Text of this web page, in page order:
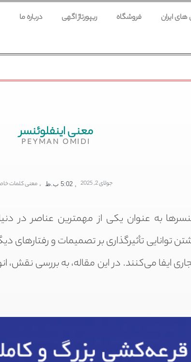
ایران فروشگاه ریپورتاژ اگهی درباره ما
معنی اینفلوئنسر
PEYMAN OMIDI
جولای 2, 2025 5:02 ب.ظ , معنی کلمات
به عنوان یکی از مهمترین عناصر در
توانایی تأثیرگذاری بر تصمیمات و
ایفا می‌کنند. در این مقاله، به بررسی نقش،